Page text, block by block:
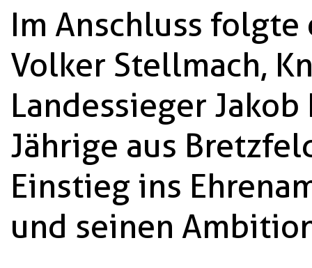
Im Anschluss
Volker Stellmach,
Landessieger
Jährige aus
Einstieg ins
und seinen